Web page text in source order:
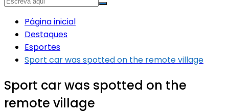
Página inicial
Destaques
Esportes
Sport car was spotted on the remote village
Sport car was spotted on the
remote village